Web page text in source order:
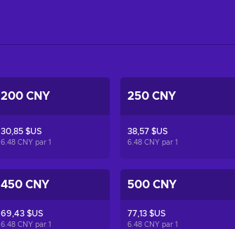
200 CNY
30,85 $US
6.48 CNY par1
250 CNY
38,57 $US
6.48 CNY par1
450 CNY
69,43 $US
6.48 CNY par1
500 CNY
77,13 $US
6.48 CNY par1